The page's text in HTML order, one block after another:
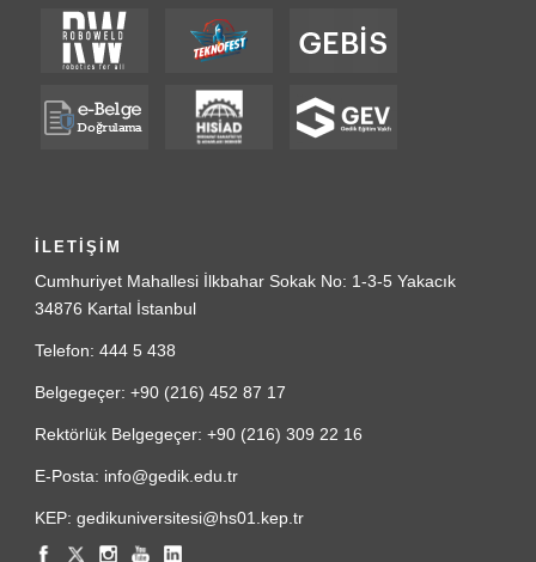
İLETİŞİM
Cumhuriyet Mahallesi İlkbahar Sokak No: 1-3-5 Yakacık
34876 Kartal İstanbul
Telefon: 444 5 438
Belgegeçer: +90 (216) 452 87 17
Rektörlük Belgegeçer: +90 (216) 309 22 16
E-Posta: info@gedik.edu.tr
KEP: gedikuniversitesi@hs01.kep.tr